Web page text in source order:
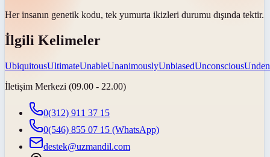
Her insanın genetik kodu, tek yumurta ikizleri durumu dışında tektir.
İlgili Kelimeler
UbiquitousUltimateUnableUnanimouslyUnbiasedUnconscious
İletişim Merkezi (09.00 - 22.00)
0(312) 911 37 15
0(546) 855 07 15 (WhatsApp)
destek@uzmandil.com